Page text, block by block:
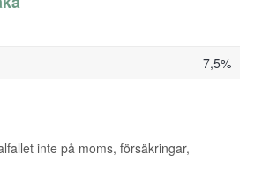
7,5%
inte på moms, försäkringar,